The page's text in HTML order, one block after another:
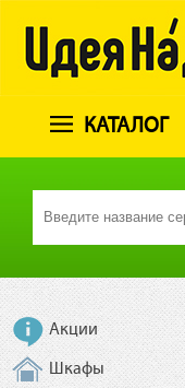
КАТАЛОГ
Акции
Шкафы